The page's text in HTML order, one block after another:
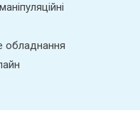
обладнання